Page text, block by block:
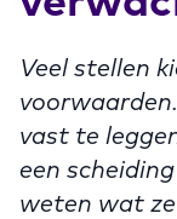
Veel stellen
vast te
een
weten wat